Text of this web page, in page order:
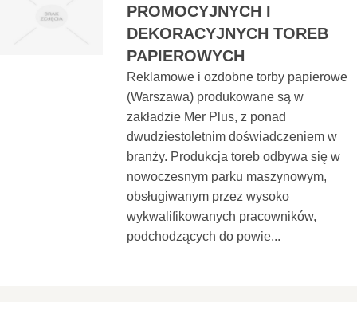
PROMOCYJNYCH I
DEKORACYJNYCH TOREB
PAPIEROWYCH
Reklamowe i ozdobne torby papierowe
(Warszawa) produkowane są w
zakładzie Mer Plus, z ponad
dwudziestoletnim doświadczeniem w
branży. Produkcja toreb odbywa się w
nowoczesnym parku maszynowym,
obsługiwanym przez wysoko
wykwalifikowanych pracowników,
podchodzących do powie...